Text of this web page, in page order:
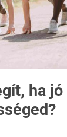
ha jó